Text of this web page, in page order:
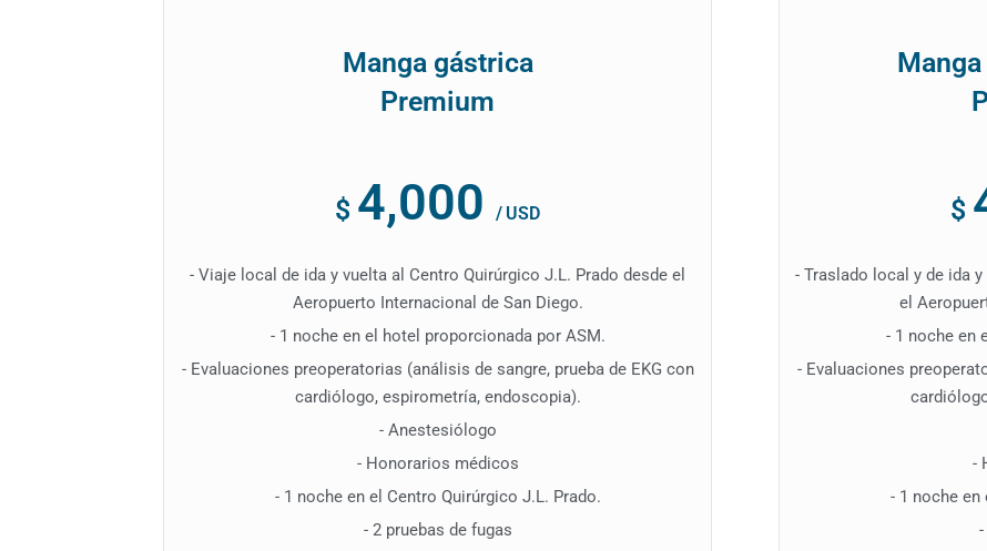
Manga gástrica
Premium
$ 4,000/ USD
- Viaje local de ida y vuelta al Centro Quirúrgico J.L. Prado desde el
Aeropuerto Internacional de San Diego.
- 1 noche en el hotel proporcionada por ASM.
- Evaluaciones preoperatorias (análisis de sangre, prueba de EKG con
cardiólogo, espirometría, endoscopia).
- Anestesiólogo
- Honorarios médicos
- 1 noche en el Centro Quirúrgico J.L. Prado.
- 2 pruebas de fugas
$
- Traslado local y de ida
el
- 1 noche en
- Evaluaciones
-
- 1 noche en